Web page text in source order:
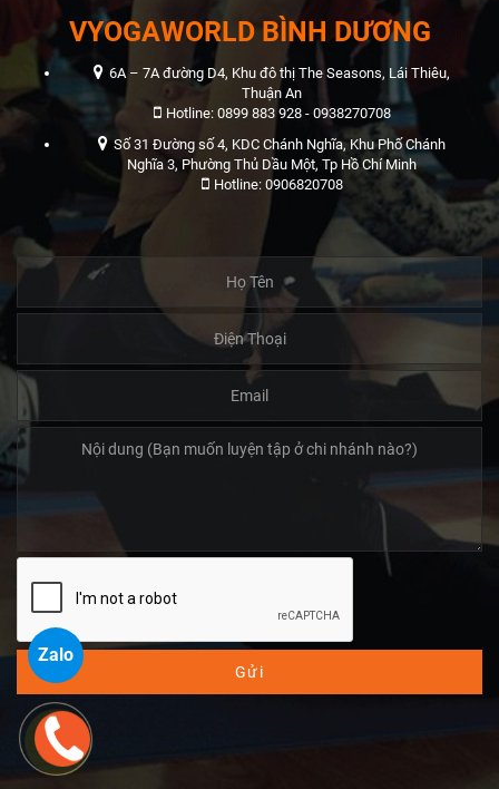
VYOGAWORLD BÌNH DƯƠNG
6A – 7A đường D4, Khu đô thị The Seasons, Lái Thiêu,
Thuận An
Hotline: 0899 883 928 - 0938270708
Số 31 Đường số 4, KDC Chánh Nghĩa, Khu Phố Chánh
Nghĩa 3, Phường Thủ Dầu Một, Tp Hồ Chí Minh
Hotline: 0906820708
Gửi
Zalo